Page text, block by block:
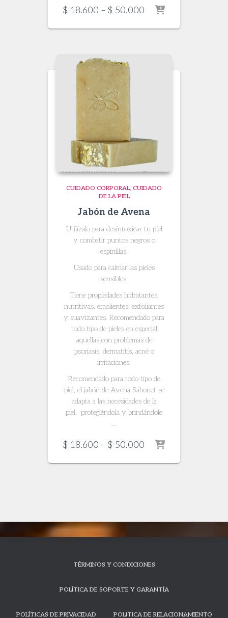
$ 18.600 – $ 50.000 Price
$ 18.600
$ 50.000
CUIDADO CORPORAL CUIDADO
DE LA PIEL
Jabón de Avena
Utilízalo para desintoxicar tu piel
y combatir puntos negros o
espinillas.
Usado para calmar las pieles
sensibles.
Tiene propiedades hidratantes,
nutritivas, emolientes, exfoliantes
y suavizantes. Recomendado para
todo tipo de pieles en especial
aquellas con problemas de
psoriasis, dermatitis, acné o
irritaciones.
Recomendado para todo tipo de
piel, el jabón de Avena Sabonet se
adapta a las necesidades de la
piel, protegiéndola y brindándole
…
$ 18.600 – $ 50.000 Price
$ 18.600
TÉRMINOS Y CONDICIONES
POLÍTICA DE SOPORTE Y GARANTÍA
POLÍTICAS DE PRIVACIDAD POLITICA DE RELACIONAMIENTO